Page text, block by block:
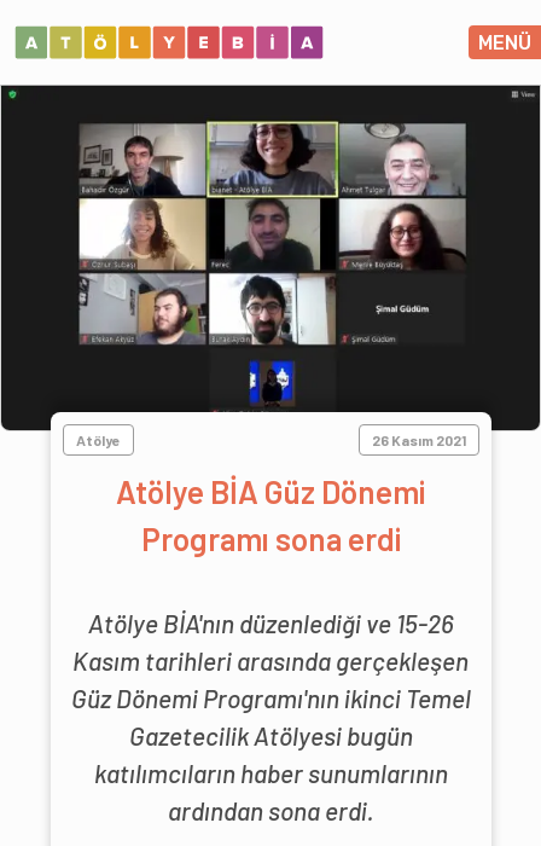
MENÜ
Atölye 26 Kasım 2021
Atölye BİA Güz Dönemi
Programı sona erdi
Atölye BİA'nın düzenlediği ve 15-26
Kasım tarihleri arasında gerçekleşen
Güz Dönemi Programı'nın ikinci Temel
Gazetecilik Atölyesi bugün
katılımcıların haber sunumlarının
ardından sona erdi.